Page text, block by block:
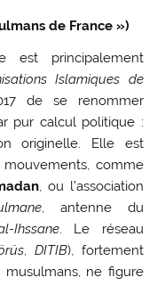
de France »)
est principalement
Islamiques de
de se renommer
pur calcul politique :
originelle. Elle est
mouvements, comme
, ou l’association
, antenne du
Ihssane. Le réseau
, DITIB), fortement
ne figure